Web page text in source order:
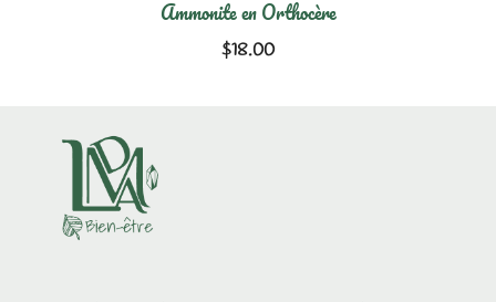
Ammonite en Orthocère
$18.00